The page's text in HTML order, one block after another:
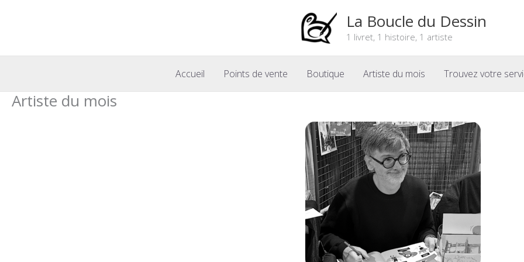
La Boucle du Dessin
1 livret, 1 histoire, 1 artiste
Accueil Points de vente Boutique Artiste du mois Trouvez votre
Artiste du mois